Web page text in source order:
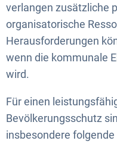
verlangen zusätzliche
organisatorische
Herausforderungen
wenn die kommunale
wird.
Für einen
Bevölkerungsschutz
insbesondere